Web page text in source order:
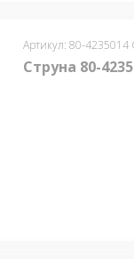
Артикул: 80-4235014
Струна 80-